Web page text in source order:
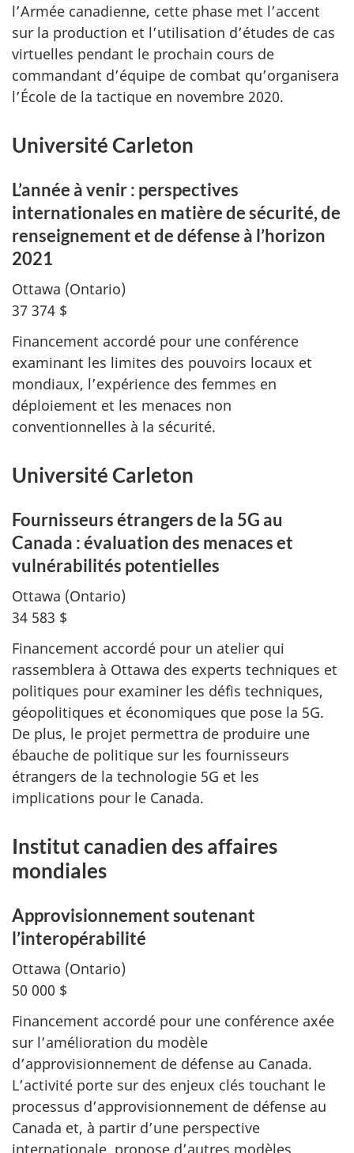
l’Armée canadienne, cette phase met l’accent
sur la production et l’utilisation d’études de cas
virtuelles pendant le prochain cours de
commandant d’équipe de combat qu’organisera
l’École de la tactique en novembre 2020.
Université Carleton
L’année à venir : perspectives
internationales en matière de sécurité, de
renseignement et de défense à l’horizon
2021
Ottawa (Ontario)
37 374 $
Financement accordé pour une conférence
examinant les limites des pouvoirs locaux et
mondiaux, l’expérience des femmes en
déploiement et les menaces non
conventionnelles à la sécurité.
Université Carleton
Fournisseurs étrangers de la 5G au
Canada : évaluation des menaces et
vulnérabilités potentielles
Ottawa (Ontario)
34 583 $
Financement accordé pour un atelier qui
rassemblera à Ottawa des experts techniques et
politiques pour examiner les défis techniques,
géopolitiques et économiques que pose la 5G.
De plus, le projet permettra de produire une
ébauche de politique sur les fournisseurs
étrangers de la technologie 5G et les
implications pour le Canada.
Institut canadien des affaires
mondiales
Approvisionnement soutenant
l’interopérabilité
Ottawa (Ontario)
50 000 $
Financement accordé pour une conférence axée
sur l’amélioration du modèle
d’approvisionnement de défense au Canada.
L’activité porte sur des enjeux clés touchant le
processus d’approvisionnement de défense au
Canada et, à partir d’une perspective
internationale, propose d’autres modèles